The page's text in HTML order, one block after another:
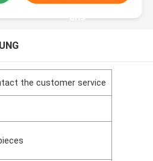
uns
the customer service